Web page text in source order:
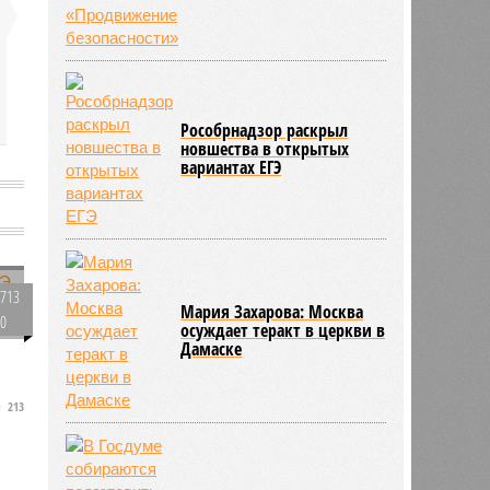
713
0
213
Рособрнадзор раскрыл
новшества в открытых
вариантах ЕГЭ
Мария Захарова: Москва
осуждает теракт в церкви в
Дамаске